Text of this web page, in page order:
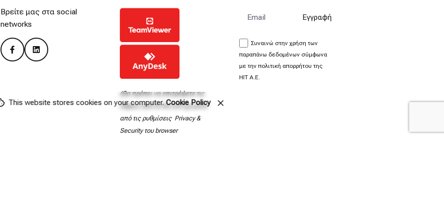
Βρείτε μας στα social
networks
(Θα πρέπει να επιτρέψετε τις
λήψεις από το hit.com.gr μέσα
από τις ρυθμίσεις Privacy &
Security του browser
Εγγραφή
Συναινώ στην χρήση των
παραπάνω δεδομένων σύμφωνα
με την πολιτική απορρήτου της
HIT Α.Ε.
This website stores cookies on your computer.Cookie Policy